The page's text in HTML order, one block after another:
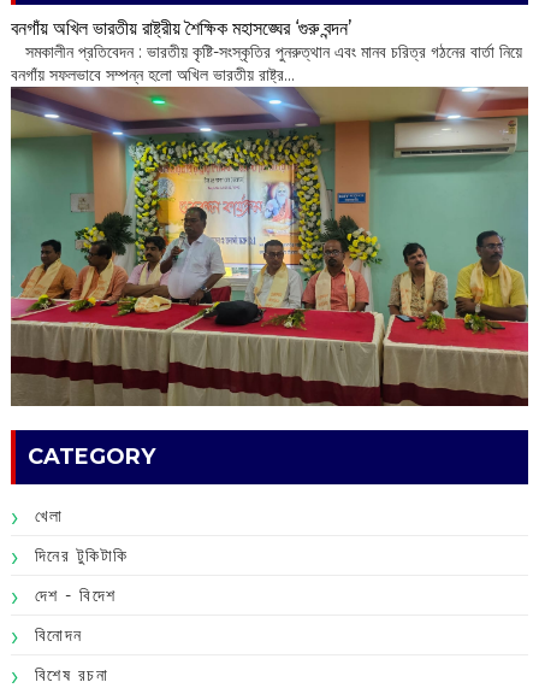
বনগাঁয় অখিল ভারতীয় রাষ্ট্রীয় শৈক্ষিক মহাসঙ্ঘের ‘গুরু বন্দন’
​ সমকালীন প্রতিবেদন : ভারতীয় কৃষ্টি-সংস্কৃতির পুনরুত্থান এবং মানব চরিত্র গঠনের বার্তা নিয়ে
বনগাঁয় সফলভাবে সম্পন্ন হলো অখিল ভারতীয় রাষ্ট্র...
CATEGORY
খেলা
দিনের টুকিটাকি
দেশ - বিদেশ
বিনোদন
বিশেষ রচনা